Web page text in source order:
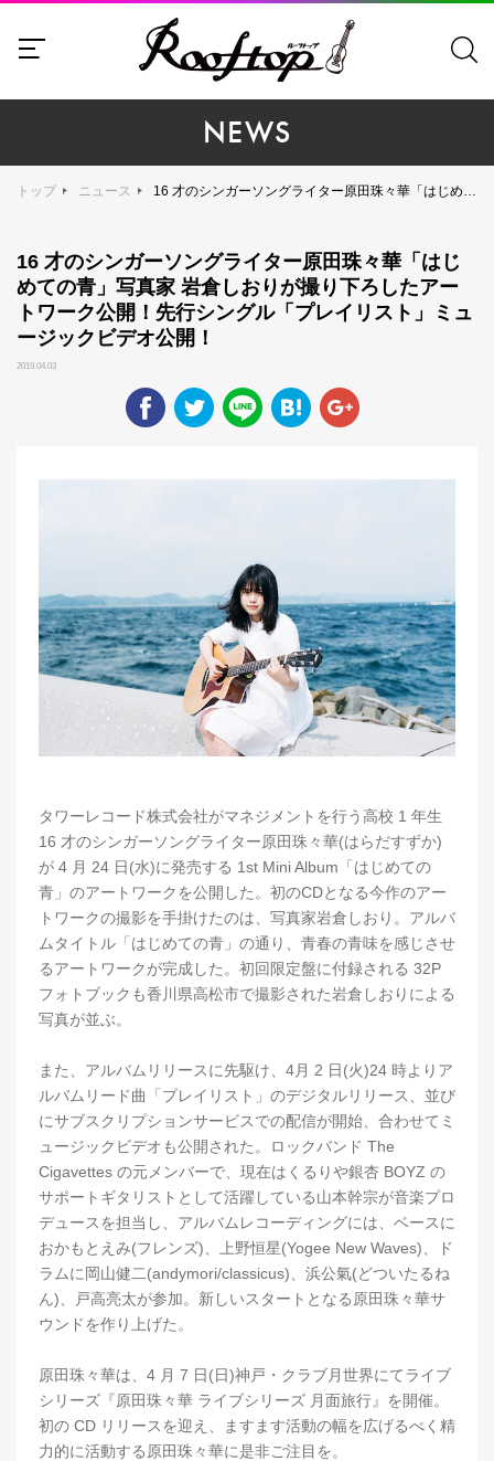
NEWS
トップ ニュース 16 才のシンガーソングライター原田珠々華「はじめての青」写真家 岩倉しおりが撮り下ろしたアートワーク公開！先行シングル「プレイリスト」ミュージックビデオ公開！
16 才のシンガーソングライター原田珠々華「はじ
めての青」写真家 岩倉しおりが撮り下ろしたアー
トワーク公開！先行シングル「プレイリスト」ミュ
ージックビデオ公開！
2019.04.03
タワーレコード株式会社がマネジメントを行う高校 1 年生
16 才のシンガーソングライター原田珠々華(はらだすずか)
が 4 月 24 日(水)に発売する 1st Mini Album「はじめての
青」のアートワークを公開した。初のCDとなる今作のアー
トワークの撮影を手掛けたのは、写真家岩倉しおり。アルバ
ムタイトル「はじめての青」の通り、青春の青味を感じさせ
るアートワークが完成した。初回限定盤に付録される 32P
フォトブックも香川県高松市で撮影された岩倉しおりによる
写真が並ぶ。
また、アルバムリリースに先駆け、4月 2 日(火)24 時よりア
ルバムリード曲「プレイリスト」のデジタルリリース、並び
にサブスクリプションサービスでの配信が開始、合わせてミ
ュージックビデオも公開された。ロックバンド The
Cigavettes の元メンバーで、現在はくるりや銀杏 BOYZ の
サポートギタリストとして活躍している山本幹宗が音楽プロ
デュースを担当し、アルバムレコーディングには、ベースに
おかもとえみ(フレンズ)、上野恒星(Yogee New Waves)、ド
ラムに岡山健二(andymori/classicus)、浜公氣(どついたるね
ん)、戸高亮太が参加。新しいスタートとなる原田珠々華サ
ウンドを作り上げた。
原田珠々華は、4 月 7 日(日)神戸・クラブ月世界にてライブ
シリーズ『原田珠々華 ライブシリーズ 月面旅行』を開催。
初の CD リリースを迎え、ますます活動の幅を広げるべく精
力的に活動する原田珠々華に是非ご注目を。